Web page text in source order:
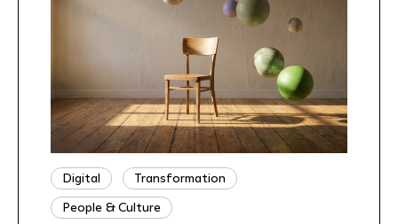
Digital
Transformation
People & Culture